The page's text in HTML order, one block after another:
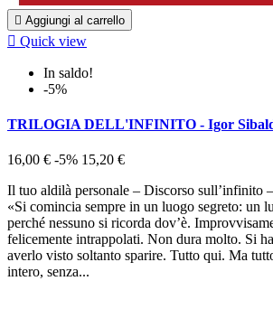
 Aggiungi al carrello
 Quick view
In saldo!
-5%
TRILOGIA DELL'INFINITO - Igor
16,00 € -5% 15,20 €
Il tuo aldilà personale – Discorso sull’infinito
«Si comincia sempre in un luogo segreto: un
perché nessuno si ricorda dov’è.
felicemente intrappolati. Non dura molto. Si
averlo visto soltanto sparire. Tutto qui. Ma
intero, senza...